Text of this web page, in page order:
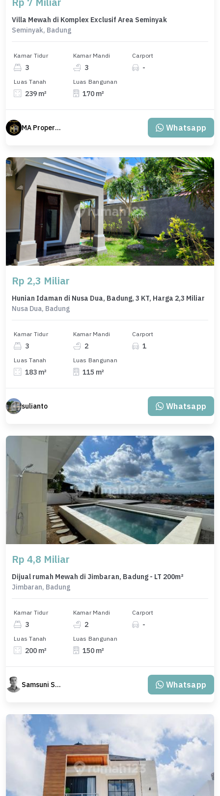
Villa Mewah di Komplex Exclusif Area Seminyak
Seminyak, Badung
Kamar Tidur
3
Kamar Mandi
3
Carport
-
Luas Tanah
239 m²
Luas Bangunan
170 m²
MA Properti Agent Whatsapp
Rp 2,3 Miliar
Hunian Idaman di Nusa Dua, Badung, 3 KT, Harga 2,3 Miliar
Nusa Dua, Badung
Kamar Tidur
3
Kamar Mandi
2
Carport
1
Luas Tanah
183 m²
Luas Bangunan
115 m²
sulianto Whatsapp
Rp 4,8 Miliar
Dijual rumah Mewah di Jimbaran, Badung - LT 200m²
Jimbaran, Badung
Kamar Tidur
3
Kamar Mandi
2
Carport
-
Luas Tanah
200 m²
Luas Bangunan
150 m²
Samsuni Samsuni Whatsapp